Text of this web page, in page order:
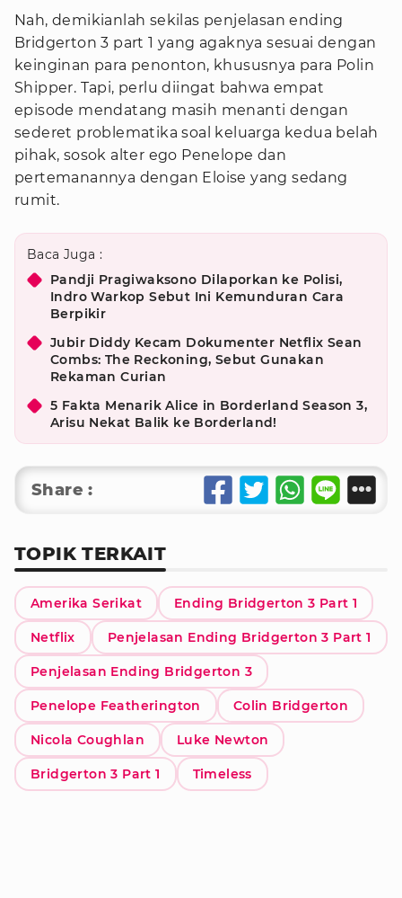
Nah, demikianlah sekilas penjelasan ending
Bridgerton 3 part 1 yang agaknya sesuai dengan
keinginan para penonton, khususnya para Polin
Shipper. Tapi, perlu diingat bahwa empat
episode mendatang masih menanti dengan
sederet problematika soal keluarga kedua belah
pihak, sosok alter ego Penelope dan
pertemanannya dengan Eloise yang sedang
rumit.
Baca Juga :
Pandji Pragiwaksono Dilaporkan ke Polisi,
Indro Warkop Sebut Ini Kemunduran Cara
Berpikir
Jubir Diddy Kecam Dokumenter Netflix Sean
Combs: The Reckoning, Sebut Gunakan
Rekaman Curian
5 Fakta Menarik Alice in Borderland Season 3,
Arisu Nekat Balik ke Borderland!
Share :
TOPIK TERKAIT
Amerika Serikat Ending Bridgerton 3 Part 1
Netflix Penjelasan Ending Bridgerton 3 Part 1
Penjelasan Ending Bridgerton 3
Penelope Featherington Colin Bridgerton
Nicola Coughlan Luke Newton
Bridgerton 3 Part 1 Timeless